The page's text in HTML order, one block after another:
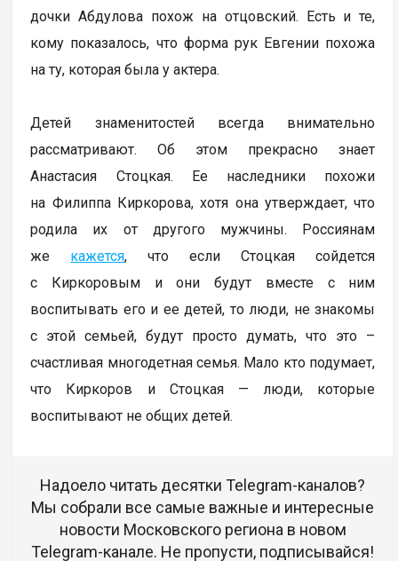
дочки Абдулова похож на отцовский. Есть и те,
кому показалось, что форма рук Евгении похожа
на ту, которая была у актера.
Детей знаменитостей всегда внимательно
рассматривают. Об этом прекрасно знает
Анастасия Стоцкая. Ее наследники похожи
на Филиппа Киркорова, хотя она утверждает, что
родила их от другого мужчины. Россиянам
же кажется, что если Стоцкая сойдется
с Киркоровым и они будут вместе с ним
воспитывать его и ее детей, то люди, не знакомы
с этой семьей, будут просто думать, что это –
счастливая многодетная семья. Мало кто подумает,
что Киркоров и Стоцкая — люди, которые
воспитывают не общих детей.
Надоело читать десятки Telegram-каналов?
Мы собрали все самые важные и интересные
новости Московского региона в новом
Telegram-канале. Не пропусти, подписывайся!